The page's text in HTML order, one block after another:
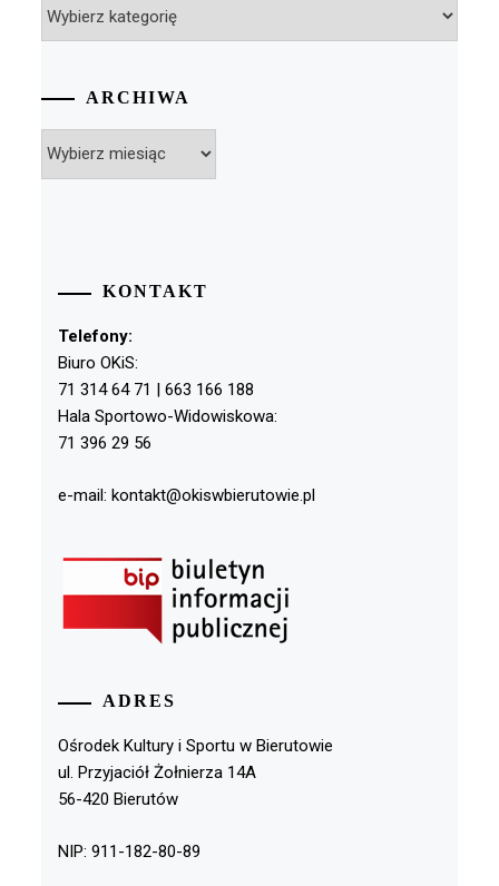
ARCHIWA
KONTAKT
Telefony:
Biuro OKiS:
71 314 64 71 | 663 166 188
Hala Sportowo-Widowiskowa:
71 396 29 56
e-mail: kontakt@okiswbierutowie.pl
ADRES
Ośrodek Kultury i Sportu w Bierutowie
ul. Przyjaciół Żołnierza 14A
56-420 Bierutów
NIP: 911-182-80-89